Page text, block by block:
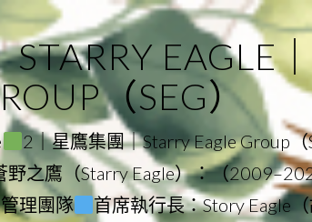
EAGLE
（SEG）
2｜星鷹集團｜Starry Eagle Group（
野之鷹（Starry Eagle）：（
理團隊 首席執行長：Story Eagle（